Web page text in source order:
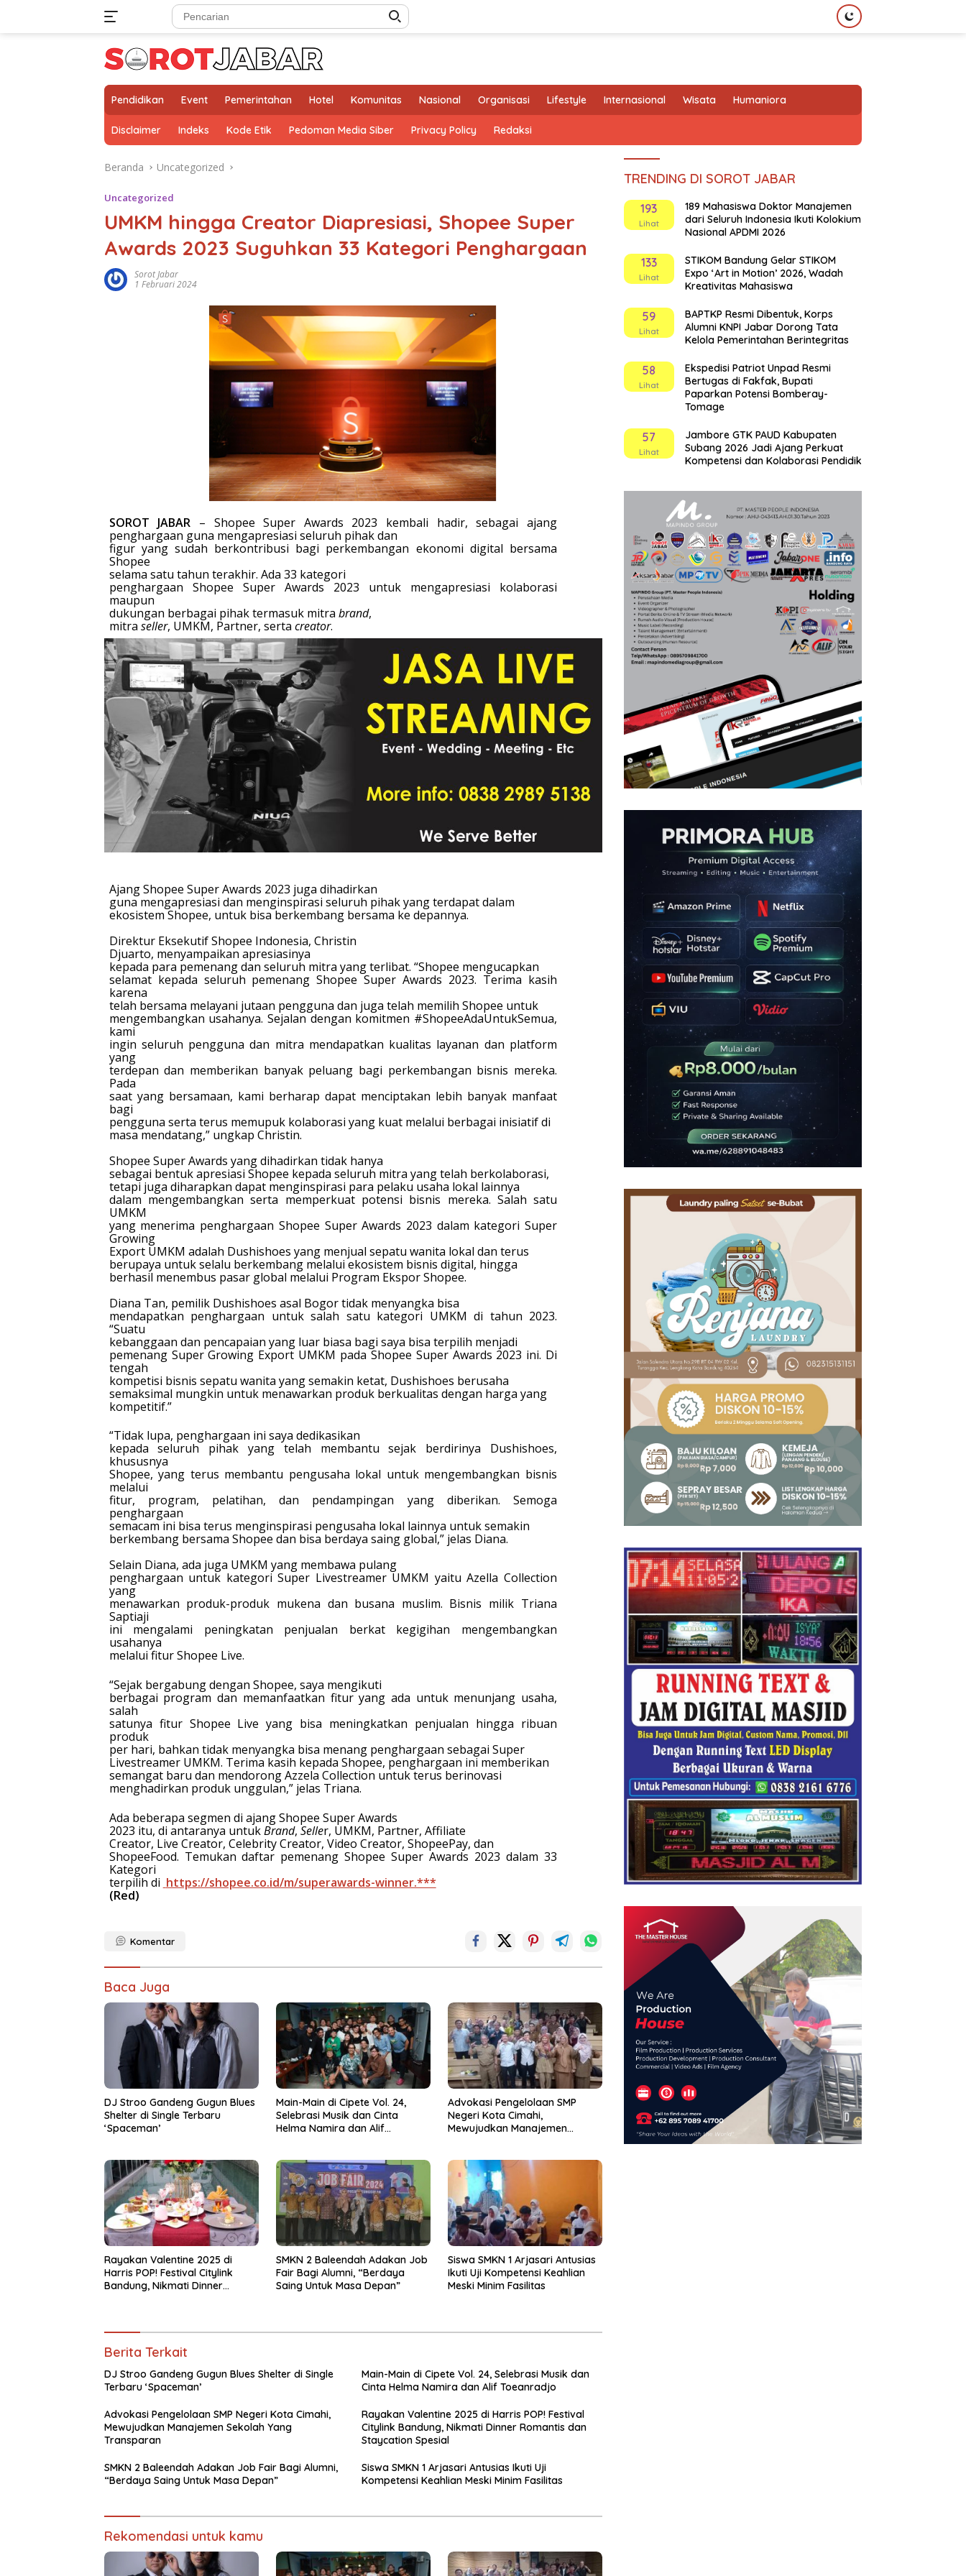
Pendidikan Event Pemerintahan Hotel Komunitas Nasional Organisasi Lifestyle Internasional Wisata Humaniora
Disclaimer Indeks Kode Etik Pedoman Media Siber Privacy Policy Redaksi
Beranda Uncategorized
Uncategorized
UMKM hingga Creator Diapresiasi, Shopee Super
Awards 2023 Suguhkan 33 Kategori Penghargaan
Sorot Jabar
1 Februari 2024
SOROT JABAR – Shopee Super Awards 2023 kembali hadir, sebagai ajang
penghargaan guna mengapresiasi seluruh pihak dan
figur yang sudah berkontribusi bagi perkembangan ekonomi digital bersama
Shopee
selama satu tahun terakhir. Ada 33 kategori
penghargaan Shopee Super Awards 2023 untuk mengapresiasi kolaborasi
maupun
dukungan berbagai pihak termasuk mitra brand,
mitra seller, UMKM, Partner, serta creator.
Ajang Shopee Super Awards 2023 juga dihadirkan
guna mengapresiasi dan menginspirasi seluruh pihak yang terdapat dalam
ekosistem Shopee, untuk bisa berkembang bersama ke depannya.
Direktur Eksekutif Shopee Indonesia, Christin
Djuarto, menyampaikan apresiasinya
kepada para pemenang dan seluruh mitra yang terlibat. “Shopee mengucapkan
selamat kepada seluruh pemenang Shopee Super Awards 2023. Terima kasih
karena
telah bersama melayani jutaan pengguna dan juga telah memilih Shopee untuk
mengembangkan usahanya. Sejalan dengan komitmen #ShopeeAdaUntukSemua,
kami
ingin seluruh pengguna dan mitra mendapatkan kualitas layanan dan platform
yang
terdepan dan memberikan banyak peluang bagi perkembangan bisnis mereka.
Pada
saat yang bersamaan, kami berharap dapat menciptakan lebih banyak manfaat
bagi
pengguna serta terus memupuk kolaborasi yang kuat melalui berbagai inisiatif di
masa mendatang,” ungkap Christin.
Shopee Super Awards yang dihadirkan tidak hanya
sebagai bentuk apresiasi Shopee kepada seluruh mitra yang telah berkolaborasi,
tetapi juga diharapkan dapat menginspirasi para pelaku usaha lokal lainnya
dalam mengembangkan serta memperkuat potensi bisnis mereka. Salah satu
UMKM
yang menerima penghargaan Shopee Super Awards 2023 dalam kategori Super
Growing
Export UMKM adalah Dushishoes yang menjual sepatu wanita lokal dan terus
berupaya untuk selalu berkembang melalui ekosistem bisnis digital, hingga
berhasil menembus pasar global melalui Program Ekspor Shopee.
Diana Tan, pemilik Dushishoes asal Bogor tidak menyangka bisa
mendapatkan penghargaan untuk salah satu kategori UMKM di tahun 2023.
“Suatu
kebanggaan dan pencapaian yang luar biasa bagi saya bisa terpilih menjadi
pemenang Super Growing Export UMKM pada Shopee Super Awards 2023 ini. Di
tengah
kompetisi bisnis sepatu wanita yang semakin ketat, Dushishoes berusaha
semaksimal mungkin untuk menawarkan produk berkualitas dengan harga yang
kompetitif.”
“Tidak lupa, penghargaan ini saya dedikasikan
kepada seluruh pihak yang telah membantu sejak berdirinya Dushishoes,
khususnya
Shopee, yang terus membantu pengusaha lokal untuk mengembangkan bisnis
melalui
fitur, program, pelatihan, dan pendampingan yang diberikan. Semoga
penghargaan
semacam ini bisa terus menginspirasi pengusaha lokal lainnya untuk semakin
berkembang bersama Shopee dan bisa berdaya saing global,” jelas Diana.
Selain Diana, ada juga UMKM yang membawa pulang
penghargaan untuk kategori Super Livestreamer UMKM yaitu Azella Collection
yang
menawarkan produk-produk mukena dan busana muslim. Bisnis milik Triana
Saptiaji
ini mengalami peningkatan penjualan berkat kegigihan mengembangkan
usahanya
melalui fitur Shopee Live.
“Sejak bergabung dengan Shopee, saya mengikuti
berbagai program dan memanfaatkan fitur yang ada untuk menunjang usaha,
salah
satunya fitur Shopee Live yang bisa meningkatkan penjualan hingga ribuan
produk
per hari, bahkan tidak menyangka bisa menang penghargaan sebagai Super
Livestreamer UMKM. Terima kasih kepada Shopee, penghargaan ini memberikan
semangat baru dan mendorong Azzela Collection untuk terus berinovasi
menghadirkan produk unggulan,” jelas Triana.
Ada beberapa segmen di ajang Shopee Super Awards
2023 itu, di antaranya untukBrand, Seller, UMKM, Partner, Affiliate
Creator, Live Creator, Celebrity Creator, Video Creator, ShopeePay, dan
ShopeeFood. Temukan daftar pemenang Shopee Super Awards 2023 dalam 33
Kategori
terpilih di https://shopee.co.id/m/superawards-winner.***
(Red)
Komentar
Baca Juga
DJ Stroo Gandeng Gugun Blues
Shelter di Single Terbaru
‘Spaceman’
Main-Main di Cipete Vol. 24,
Selebrasi Musik dan Cinta
Helma Namira dan Alif
Advokasi Pengelolaan SMP
Negeri Kota Cimahi,
Mewujudkan Manajemen
Rayakan Valentine 2025 di
Harris POP! Festival Citylink
Bandung, Nikmati Dinner
SMKN 2 Baleendah Adakan Job
Fair Bagi Alumni, “Berdaya
Saing Untuk Masa Depan”
Siswa SMKN 1 Arjasari Antusias
Ikuti Uji Kompetensi Keahlian
Meski Minim Fasilitas
Berita Terkait
DJ Stroo Gandeng Gugun Blues Shelter di Single
Terbaru ‘Spaceman’
Main-Main di Cipete Vol. 24, Selebrasi Musik dan
Cinta Helma Namira dan Alif Toeanradjo
Advokasi Pengelolaan SMP Negeri Kota Cimahi,
Mewujudkan Manajemen Sekolah Yang
Transparan
Rayakan Valentine 2025 di Harris POP! Festival
Citylink Bandung, Nikmati Dinner Romantis dan
Staycation Spesial
SMKN 2 Baleendah Adakan Job Fair Bagi Alumni,
“Berdaya Saing Untuk Masa Depan”
Siswa SMKN 1 Arjasari Antusias Ikuti Uji
Kompetensi Keahlian Meski Minim Fasilitas
Rekomendasi untuk kamu
TRENDING DI SOROT JABAR
193
Lihat
189 Mahasiswa Doktor Manajemen
dari Seluruh Indonesia Ikuti Kolokium
Nasional APDMI 2026
133
Lihat
STIKOM Bandung Gelar STIKOM
Expo ‘Art in Motion’ 2026, Wadah
Kreativitas Mahasiswa
59
Lihat
BAPTKP Resmi Dibentuk, Korps
Alumni KNPI Jabar Dorong Tata
Kelola Pemerintahan Berintegritas
58
Lihat
Ekspedisi Patriot Unpad Resmi
Bertugas di Fakfak, Bupati
Paparkan Potensi Bomberay-
Tomage
57
Lihat
Jambore GTK PAUD Kabupaten
Subang 2026 Jadi Ajang Perkuat
Kompetensi dan Kolaborasi Pendidik